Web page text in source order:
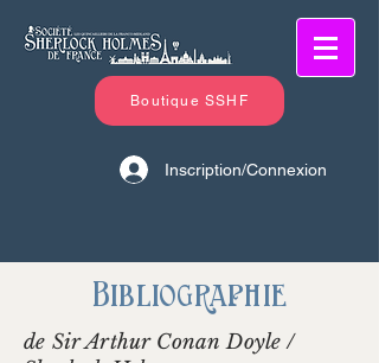
Boutique SSHF
Inscription/Connexion
Bibliographie
de Sir Arthur Conan Doyle /